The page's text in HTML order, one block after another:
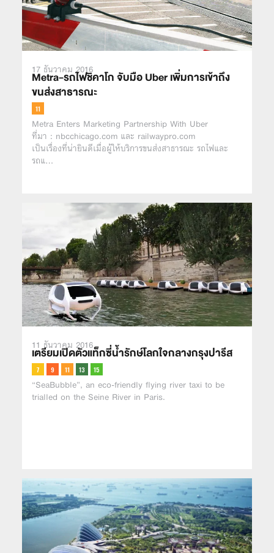
17 ธันวาคม 2016
Metra-รถไฟชิคาโก จับมือ Uber เพิ่มการเข้าถึง
ขนส่งสาธารณะ
Metra Enters Marketing Partnership With Uber
ที่มา : nbcchicago.com และ railwaypro.com
เป็นเรื่องที่น่ายินดีเมื่อผู้ให้บริการขนส่งสาธารณะ รถไฟและ
รถแ…
11 ธันวาคม 2016
เตรียมเปิดตัวแท็กซี่น้ำรักษ์โลกใจกลางกรุงปารีส
“SeaBubble”, an eco-friendly flying river taxi to be
trialled on the Seine River in Paris.